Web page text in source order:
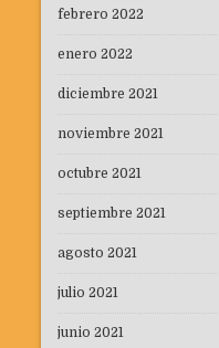
febrero 2022
enero 2022
diciembre 2021
noviembre 2021
octubre 2021
septiembre 2021
agosto 2021
julio 2021
junio 2021